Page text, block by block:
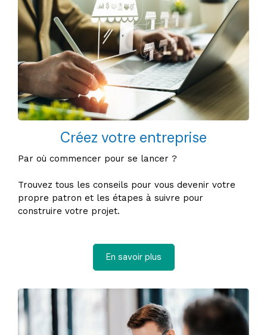
Créez votre entreprise
Par où commencer pour se lancer ?
Trouvez tous les conseils pour vous devenir votre
propre patron et les étapes à suivre pour
construire votre projet.
En savoir plus